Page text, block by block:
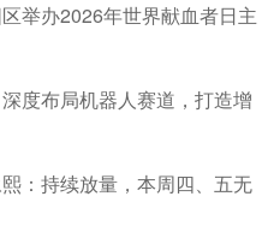
车”)以公开摘牌方式收
全球首发华为DriveONE下一
举办2026年世界献血者日主
度布局机器人赛道，打造增
：持续放量，本周四、五无